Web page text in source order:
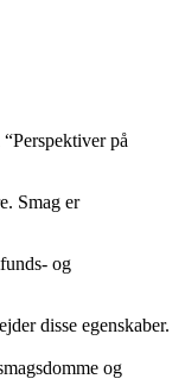
på
Smag er
og
disse egenskaber.
og